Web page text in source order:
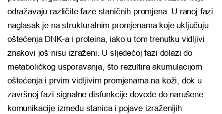
odražavaju različite faze staničnih promjena. U ranoj fazi
naglasak je na strukturalnim promjenama koje uključuju
oštećenja DNK-a i proteina, iako u tom trenutku vidljivi
znakovi još nisu izraženi. U sljedećoj fazi dolazi do
metaboličkog usporavanja, što rezultira akumulacijom
oštećenja i prvim vidljivim promjenama na koži, dok u
završnoj fazi signalne disfunkcije dovode do narušene
komunikacije između stanica i pojave izraženijih